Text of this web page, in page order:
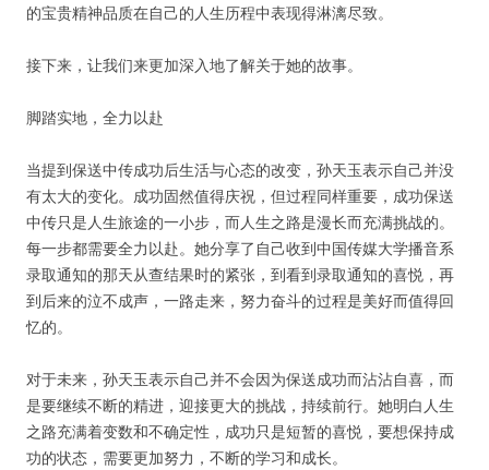
信息圈
品牌的力量
的宝贵精神品质在自己的人生历程中表现得淋漓尽致。
接下来，让我们来更加深入地了解关于她的故事。
脚踏实地，全力以赴
当提到保送中传成功后生活与心态的改变，孙天玉表示自己并没
有太大的变化。成功固然值得庆祝，但过程同样重要，成功保送
中传只是人生旅途的一小步，而人生之路是漫长而充满挑战的。
每一步都需要全力以赴。她分享了自己收到中国传媒大学播音系
录取通知的那天从查结果时的紧张，到看到录取通知的喜悦，再
到后来的泣不成声，一路走来，努力奋斗的过程是美好而值得回
忆的。
对于未来，孙天玉表示自己并不会因为保送成功而沾沾自喜，而
是要继续不断的精进，迎接更大的挑战，持续前行。她明白人生
之路充满着变数和不确定性，成功只是短暂的喜悦，要想保持成
功的状态，需要更加努力，不断的学习和成长。